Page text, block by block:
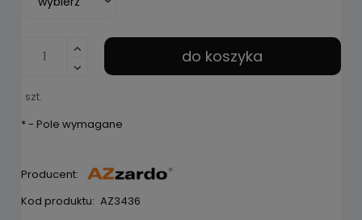
szt.
do koszyka
*- Pole wymagane
Producent:
Kod produktu: AZ3436